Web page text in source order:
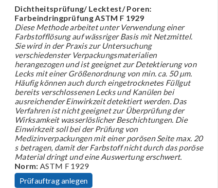
Dichtheitsprüfung/ Lecktest/ Poren:
Farbeindringprüfung ASTM F 1929
Diese Methode arbeitet unter Verwendung einer
Farbstofflösung auf wässriger Basis mit Netzmittel.
Sie wird in der Praxis zur Untersuchung
verschiedenster Verpackungsmaterialien
herangezogen und ist geeignet zur Detektierung von
Lecks mit einer Größenordnung von min. ca. 50 µm.
Häufig können auch durch eingetrocknetes Füllgut
bereits verschlossenen Lecks und Kanülen bei
ausreichender Einwirkzeit detektiert werden. Das
Verfahren ist nicht geeignet zur Überprüfung der
Wirksamkeit wasserlöslicher Beschichtungen. Die
Einwirkzeit soll bei der Prüfung von
Medizinverpackungen mit einer porösen Seite max. 20
s betragen, damit der Farbstoff nicht durch das poröse
Material dringt und eine Auswertung erschwert.
Norm: ASTM F 1929
Prüfauftrag anlegen